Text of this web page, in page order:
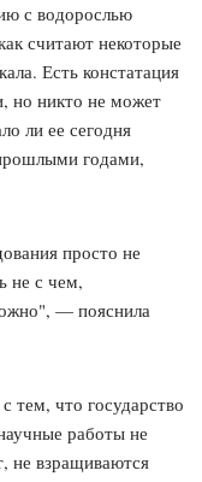
с водорослью
считают некоторые
Есть констатация
но никто не может
ли ее сегодня
годами,
просто не
не с чем,
— пояснила
тем, что государство
работы не
не взращиваются